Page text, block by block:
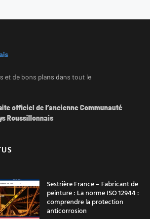
et de bons plans dans tout le
site officiel de l’ancienne Communauté
Roussillonnais
Sestrière France – Fabricant de
peinture : La norme ISO 12944 :
comprendre la protection
anticorrosion